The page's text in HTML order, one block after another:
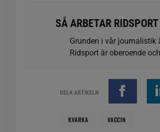
SÅ ARBETAR RIDSPORT
Grunden i vår journalistik
Ridsport är oberoende
DELA ARTIKELN
KVARKA VACCIN